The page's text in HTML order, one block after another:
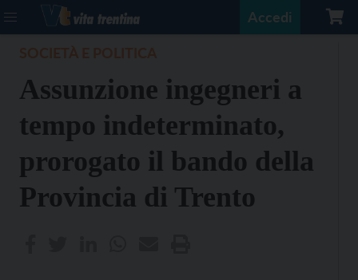
Accedi
Assunzione ingegneri a
tempo indeterminato,
prorogato il bando della
Provincia di Trento